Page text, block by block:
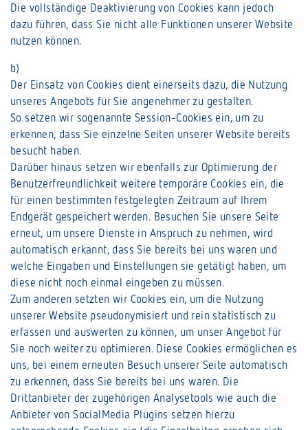
Die vollständige Deaktivierung von Cookies kann jedoch
dazu führen, dass Sie nicht alle Funktionen unserer Website
nutzen können.
b)
Der Einsatz von Cookies dient einerseits dazu, die Nutzung
unseres Angebots für Sie angenehmer zu gestalten.
So setzen wir sogenannte Session-Cookies ein, um zu
erkennen, dass Sie einzelne Seiten unserer Website bereits
besucht haben.
Darüber hinaus setzen wir ebenfalls zur Optimierung der
Benutzerfreundlichkeit weitere temporäre Cookies ein, die
für einen bestimmten festgelegten Zeitraum auf Ihrem
Endgerät gespeichert werden. Besuchen Sie unsere Seite
erneut, um unsere Dienste in Anspruch zu nehmen, wird
automatisch erkannt, dass Sie bereits bei uns waren und
welche Eingaben und Einstellungen sie getätigt haben, um
diese nicht noch einmal eingeben zu müssen.
Zum anderen setzten wir Cookies ein, um die Nutzung
unserer Website pseudonymisiert und rein statistisch zu
erfassen und auswerten zu können, um unser Angebot für
Sie noch weiter zu optimieren. Diese Cookies ermöglichen es
uns, bei einem erneuten Besuch unserer Seite automatisch
zu erkennen, dass Sie bereits bei uns waren. Die
Drittanbieter der zugehörigen Analysetools wie auch die
Anbieter von SocialMedia Plugins setzen hierzu